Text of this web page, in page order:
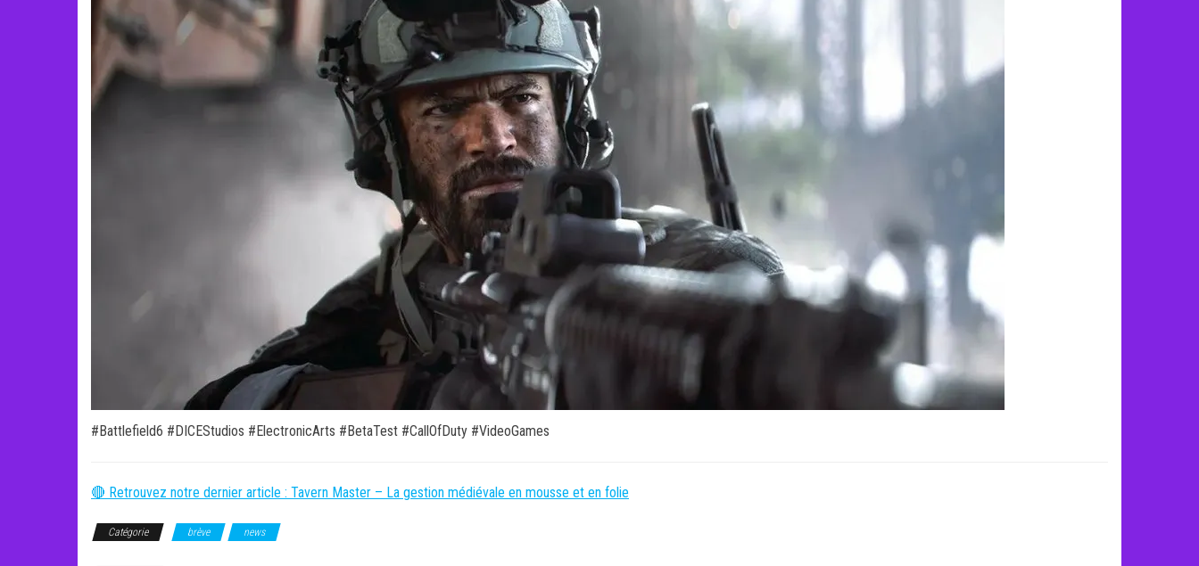
#Battlefield6 #DICEStudios #ElectronicArts #BetaTest #CallOfDuty #VideoGames
🔴 Retrouvez notre dernier article : Tavern Master – La gestion médiévale en mousse et en folie
Catégorie brève news